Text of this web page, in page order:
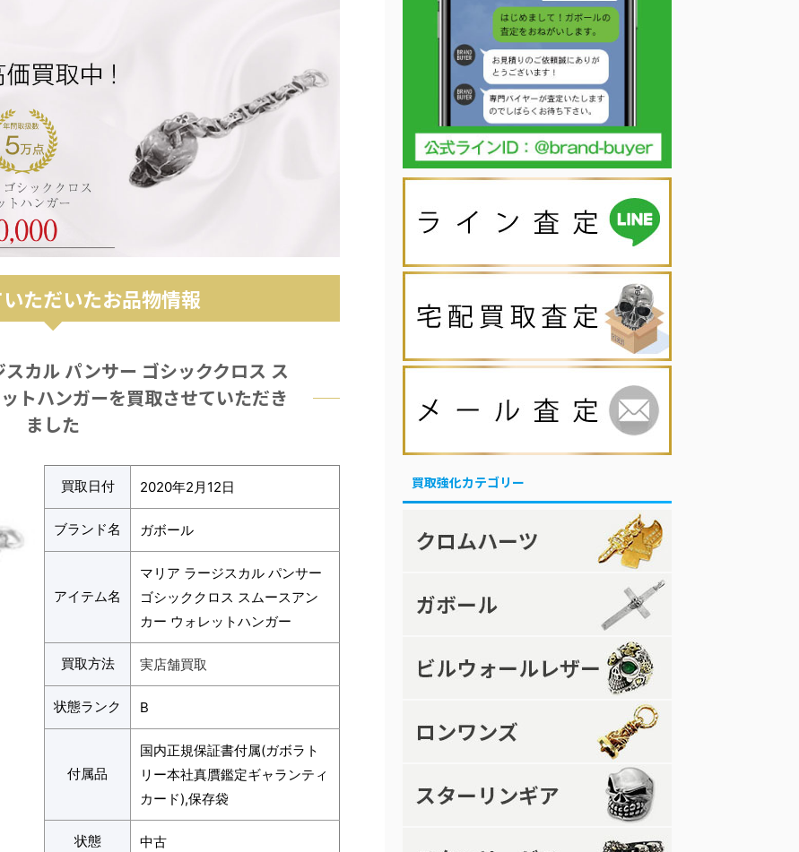
ただいたお品物情報
カル パンサー ゴシッククロス ス
トハンガーを買取させていただき
ました
買取日付 2020年2月12日
ブランド名 ガボール
アイテム名
マリア ラージスカル パンサー
ゴシッククロス スムースアン
カー ウォレットハンガー
買取方法 実店舗買取
状態ランク B
付属品
国内正規保証書付属(ガボラト
リー本社真贋鑑定ギャランティ
カード),保存袋
状態 中古
買取強化カテゴリー